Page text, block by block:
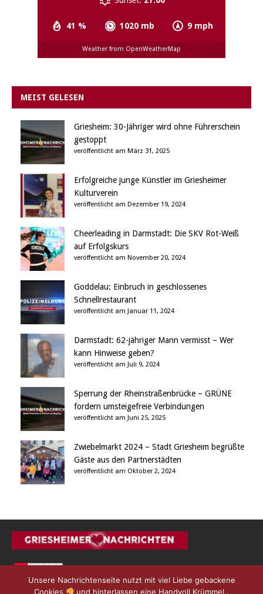
41 % 1020 mb 9 mph
Weather from OpenWeatherMap
MEIST GELESEN
Griesheim: 30-Jähriger wird ohne Führerschein
gestoppt
veröffentlicht am März 31, 2025
Erfolgreiche junge Künstler im Griesheimer
Kulturverein
veröffentlicht am Dezember 19, 2024
Cheerleading in Darmstadt: Die SKV Rot-Weiß
auf Erfolgskurs
veröffentlicht am November 20, 2024
Goddelau: Einbruch in geschlossenes
Schnellrestaurant
veröffentlicht am Januar 11, 2024
Darmstadt: 62-jähriger Mann vermisst – Wer
kann Hinweise geben?
veröffentlicht am Juli 9, 2024
Sperrung der Rheinstraßenbrücke – GRÜNE
fordern umsteigefreie Verbindungen
veröffentlicht am Juni 25, 2025
Zwiebelmarkt 2024 – Stadt Griesheim begrüßte
Gäste aus den Partnerstädten
veröffentlicht am Oktober 2, 2024
Unsere Nachrichtenseite nutzt mit viel Liebe gebackene
Cookies
und hinterlassen eine Handvoll Krümmel..